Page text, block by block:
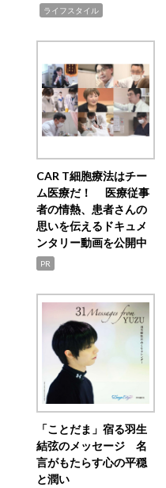
ライフスタイル
CAR T細胞療法はチー
ム医療だ！ 医療従事
者の情熱、患者さんの
思いを伝えるドキュメ
ンタリー動画を公開中
PR
「ことだま」宿る羽生
結弦のメッセージ 名
言がもたらす心の平穏
と潤い